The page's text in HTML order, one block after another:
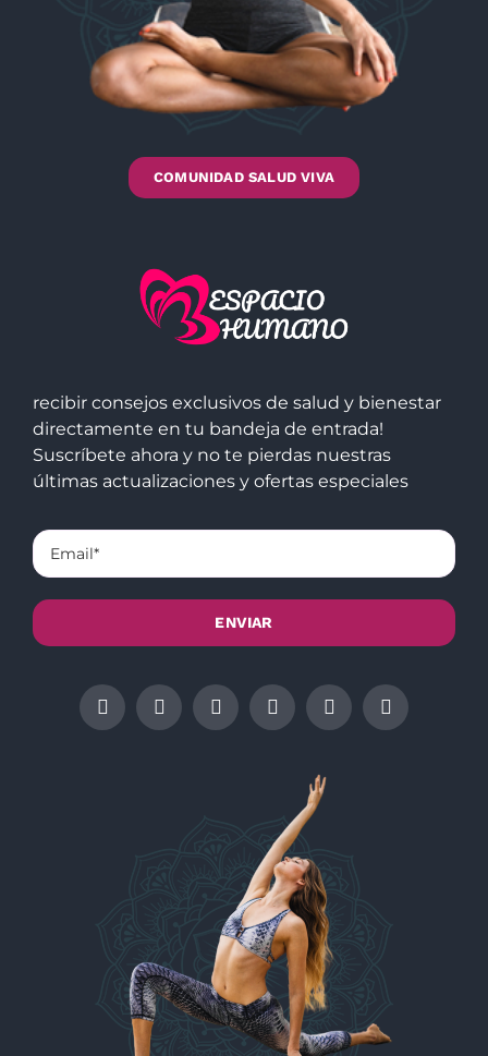
COMUNIDAD SALUD VIVA
recibir consejos exclusivos de salud y bienestar
directamente en tu bandeja de entrada!
Suscríbete ahora y no te pierdas nuestras
últimas actualizaciones y ofertas especiales